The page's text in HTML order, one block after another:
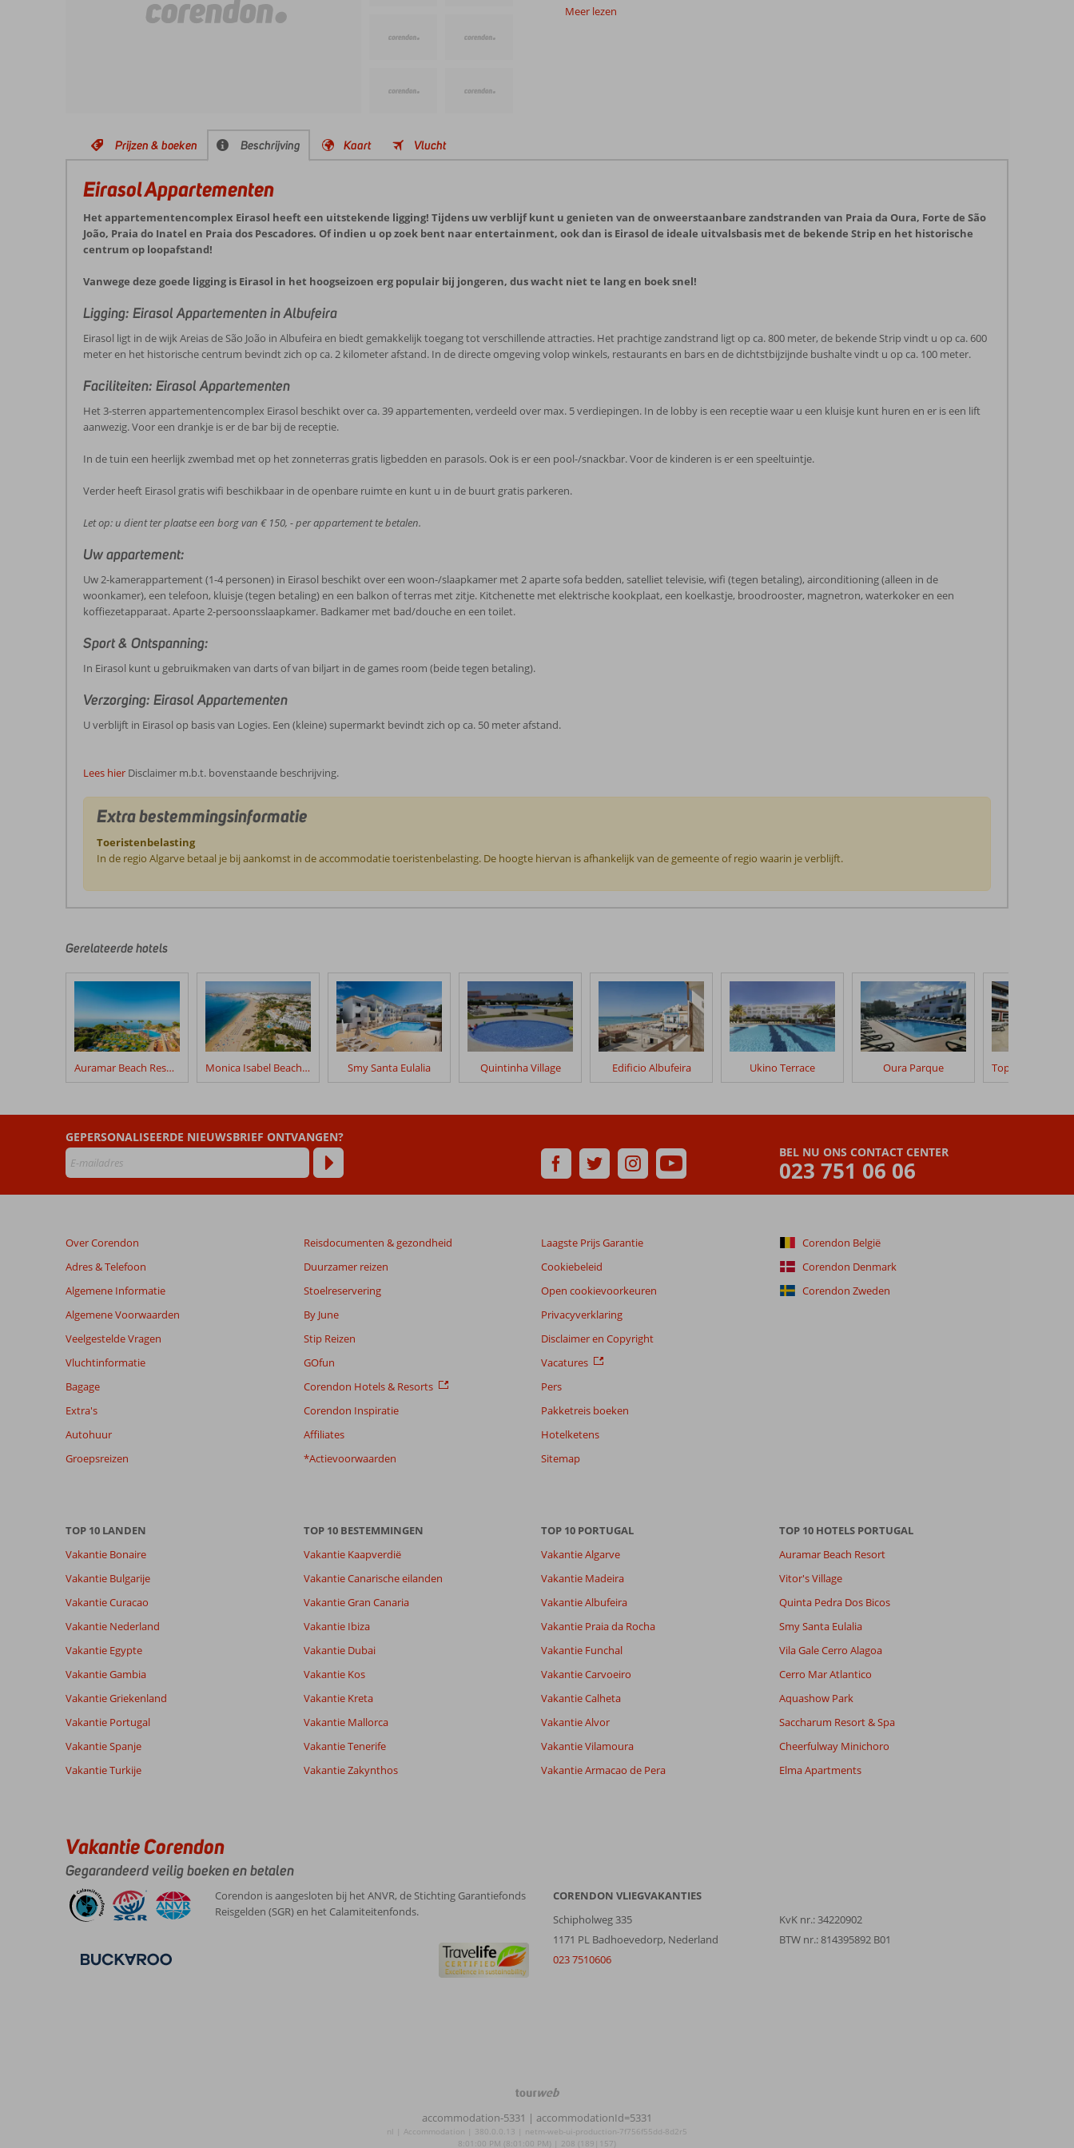
Meer lezen
Prijzen & boeken Beschrijving Kaart Vlucht
Eirasol Appartementen
Het appartementencomplex Eirasol heeft een uitstekende ligging! Tijdens uw verblijf kunt u genieten van de onweerstaanbare zandstranden van Praia da Oura, Forte de São
João, Praia do Inatel en Praia dos Pescadores. Of indien u op zoek bent naar entertainment, ook dan is Eirasol de ideale uitvalsbasis met de bekende Strip en het historische
centrum op loopafstand!
Vanwege deze goede ligging is Eirasol in het hoogseizoen erg populair bij jongeren, dus wacht niet te lang en boek snel!
Ligging: Eirasol Appartementen in Albufeira
Eirasol ligt in de wijk Areias de São João in Albufeira en biedt gemakkelijk toegang tot verschillende attracties. Het prachtige zandstrand ligt op ca. 800 meter, de bekende Strip vindt u op ca. 600
meter en het historische centrum bevindt zich op ca. 2 kilometer afstand. In de directe omgeving volop winkels, restaurants en bars en de dichtstbijzijnde bushalte vindt u op ca. 100 meter.
Faciliteiten: Eirasol Appartementen
Het 3-sterren appartementencomplex Eirasol beschikt over ca. 39 appartementen, verdeeld over max. 5 verdiepingen. In de lobby is een receptie waar u een kluisje kunt huren en er is een lift
aanwezig. Voor een drankje is er de bar bij de receptie.
In de tuin een heerlijk zwembad met op het zonneterras gratis ligbedden en parasols. Ook is er een pool-/snackbar. Voor de kinderen is er een speeltuintje.
Verder heeft Eirasol gratis wifi beschikbaar in de openbare ruimte en kunt u in de buurt gratis parkeren.
Let op: u dient ter plaatse een borg van € 150, - per appartement te betalen.
Uw appartement:
Uw 2-kamerappartement (1-4 personen) in Eirasol beschikt over een woon-/slaapkamer met 2 aparte sofa bedden, satelliet televisie, wifi (tegen betaling), airconditioning (alleen in de
woonkamer), een telefoon, kluisje (tegen betaling) en een balkon of terras met zitje. Kitchenette met elektrische kookplaat, een koelkastje, broodrooster, magnetron, waterkoker en een
koffiezetapparaat. Aparte 2-persoonsslaapkamer. Badkamer met bad/douche en een toilet.
Sport & Ontspanning:
In Eirasol kunt u gebruikmaken van darts of van biljart in de games room (beide tegen betaling).
Verzorging: Eirasol Appartementen
U verblijft in Eirasol op basis van Logies. Een (kleine) supermarkt bevindt zich op ca. 50 meter afstand.
Lees hier Disclaimer m.b.t. bovenstaande beschrijving.
Extra bestemmingsinformatie
Toeristenbelasting
In de regio Algarve betaal je bij aankomst in de accommodatie toeristenbelasting. De hoogte hiervan is afhankelijk van de gemeente of regio waarin je verblijft.
door
klanten
geschreven
na
hun
verblijf
Eirasol
Beoordelingen
die
ouder
zijn
dan
worden
meer
weergegeven
de
relevantie
de
info
Gerelateerde hotels
Auramar Beach Resort Monica Isabel Beach Club Smy Santa Eulalia Quintinha Village Edificio Albufeira Ukino Terrace Oura Parque
BEL NU ONS CONTACT CENTER
023 751 06 06
GEPERSONALISEERDE NIEUWSBRIEF ONTVANGEN?
Over Corendon
Adres & Telefoon
Algemene Informatie
Algemene Voorwaarden
Veelgestelde Vragen
Vluchtinformatie
Bagage
Extra's
Autohuur
Groepsreizen
Reisdocumenten & gezondheid
Duurzamer reizen
Stoelreservering
By June
Stip Reizen
GOfun
Corendon Hotels & Resorts
Corendon Inspiratie
Affiliates
*Actievoorwaarden
Laagste Prijs Garantie
Cookiebeleid
Open cookievoorkeuren
Privacyverklaring
Disclaimer en Copyright
Vacatures
Pers
Pakketreis boeken
Hotelketens
Sitemap
Corendon België
Corendon Denmark
Corendon Zweden
TOP 10 LANDEN
Vakantie Bonaire
Vakantie Bulgarije
Vakantie Curacao
Vakantie Nederland
Vakantie Egypte
Vakantie Gambia
Vakantie Griekenland
Vakantie Portugal
Vakantie Spanje
Vakantie Turkije
TOP 10 BESTEMMINGEN
Vakantie Kaapverdië
Vakantie Canarische eilanden
Vakantie Gran Canaria
Vakantie Ibiza
Vakantie Dubai
Vakantie Kos
Vakantie Kreta
Vakantie Mallorca
Vakantie Tenerife
Vakantie Zakynthos
TOP 10 PORTUGAL
Vakantie Algarve
Vakantie Madeira
Vakantie Albufeira
Vakantie Praia da Rocha
Vakantie Funchal
Vakantie Carvoeiro
Vakantie Calheta
Vakantie Alvor
Vakantie Vilamoura
Vakantie Armacao de Pera
TOP 10 HOTELS PORTUGAL
Auramar Beach Resort
Vitor's Village
Quinta Pedra Dos Bicos
Smy Santa Eulalia
Vila Gale Cerro Alagoa
Cerro Mar Atlantico
Aquashow Park
Saccharum Resort & Spa
Cheerfulway Minichoro
Elma Apartments
Vakantie Corendon
Gegarandeerd veilig boeken en betalen
Corendon is aangesloten bij het ANVR, de Stichting Garantiefonds
Reisgelden (SGR) en het Calamiteitenfonds.
CORENDON VLIEGVAKANTIES
Schipholweg 335
1171 PL Badhoevedorp, Nederland
023 7510606
KvK nr.: 34220902
BTW nr.: 814395892 B01
TourWeb
NetMatch
accommodation-5331 | accommodationId=5331
nl | Accommodation | 380.0.0.13 | netm-web-ui-production-7f756f55dd-8d2r5
8:01:00 PM (8:01:00 PM) | 208 (189|157)